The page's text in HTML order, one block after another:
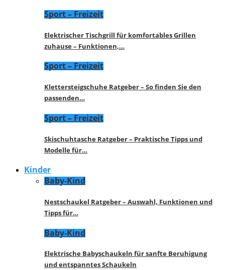
Sport – Freizeit
Elektrischer Tischgrill für komfortables Grillen
zuhause – Funktionen,…
Sport – Freizeit
Klettersteigschuhe Ratgeber – So finden Sie den
passenden…
Sport – Freizeit
Skischuhtasche Ratgeber – Praktische Tipps und
Modelle für…
Kinder
Baby-Kind
Nestschaukel Ratgeber – Auswahl, Funktionen und
Tipps für…
Baby-Kind
Elektrische Babyschaukeln für sanfte Beruhigung
und entspanntes Schaukeln